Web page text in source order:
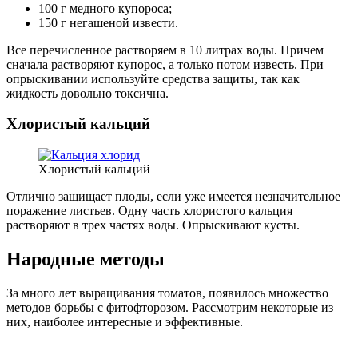
100 г медного купороса;
150 г негашеной извести.
Все перечисленное растворяем в 10 литрах воды. Причем
сначала растворяют купорос, а только потом известь. При
опрыскивании используйте средства защиты, так как
жидкость довольно токсична.
Хлористый кальций
Хлористый кальций
Отлично защищает плоды, если уже имеется незначительное
поражение листьев. Одну часть хлористого кальция
растворяют в трех частях воды. Опрыскивают кусты.
Народные методы
За много лет выращивания томатов, появилось множество
методов борьбы с фитофторозом. Рассмотрим некоторые из
них, наиболее интересные и эффективные.